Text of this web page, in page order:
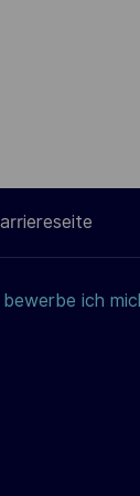
bewerbe ich